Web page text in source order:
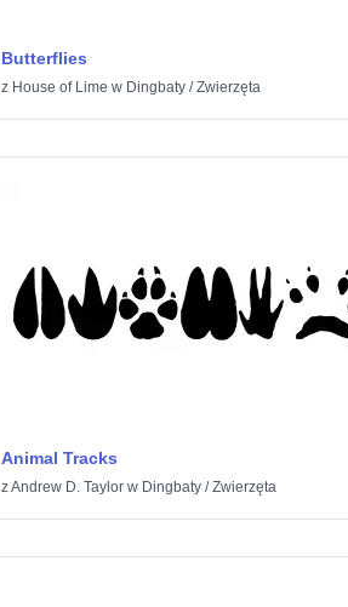
Butterflies
z House of Lime w Dingbaty/Zwierzęta
Animal Tracks
zAndrew D. Taylorw Dingbaty/Zwierzęta